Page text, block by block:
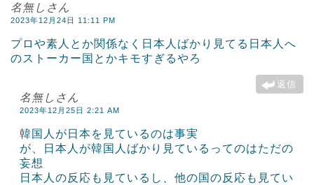
名無しさん
2023年12月24日 11:11 PM
プロや素人とか関係なく日本人ばかり見てる日本人へ
のストーカー国とかキモすぎるやろ
返信
名無しさん
2023年12月25日 2:21 AM
韓国人が日本を見ているのは事実
が、日本人が韓国人ばかり見ているってのはただの
妄想
日本人の反応も見ているし、他の国の反応も見てい